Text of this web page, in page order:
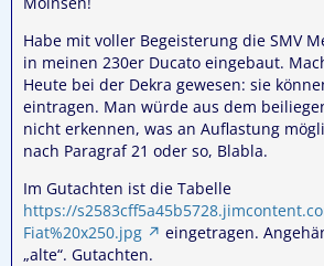
Habe mit voller Begeisterung die SMV
in meinen 230er Ducato eingebaut.
Heute bei der Dekra gewesen: sie
eintragen. Man würde aus dem
nicht erkennen, was an Auflastung
nach Paragraf 21 oder so, Blabla.
Im Gutachten ist die Tabelle
https://
Fiat%20x250.jpg
eingetragen.
„alte“. Gutachten.